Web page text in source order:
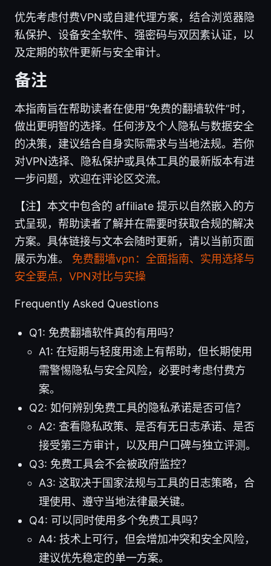
优先考虑付费VPN或自建代理方案，结合浏览器隐
私保护、设备安全软件、强密码与双因素认证，以
及定期的软件更新与安全审计。
备注
本指南旨在帮助读者在使用“免费的翻墙软件”时，
做出更明智的选择。任何涉及个人隐私与数据安全
的决策，建议结合自身实际需求与当地法规。若你
对VPN选择、隐私保护或具体工具的最新版本有进
一步问题，欢迎在评论区交流。
【注】本文中包含的 affiliate 提示以自然嵌入的方
式呈现，帮助读者了解并在需要时获取合规的解决
方案。具体链接与文本会随时更新，请以当前页面
展示为准。 免费翻墙vpn：全面指南、实用选择与
安全要点，VPN对比与实操
Frequently Asked Questions
Q1: 免费翻墙软件真的有用吗？
A1: 在短期与轻度用途上有帮助，但长期使用
需警惕隐私与安全风险，必要时考虑付费方
案。
Q2: 如何辨别免费工具的隐私承诺是否可信？
A2: 查看隐私政策、是否有无日志承诺、是否
接受第三方审计，以及用户口碑与独立评测。
Q3: 免费工具会不会被政府监控？
A3: 这取决于国家法规与工具的日志策略，合
理使用、遵守当地法律最关键。
Q4: 可以同时使用多个免费工具吗？
A4: 技术上可行，但会增加冲突和安全风险，
建议优先稳定的单一方案。